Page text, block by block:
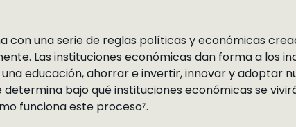
con una serie de reglas políticas y económicas
Las instituciones económicas dan forma a los
educación, ahorrar e invertir, innovar y adoptar
bajo qué instituciones económicas se
funciona este proceso⁷.